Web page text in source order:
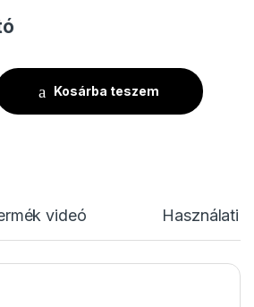
8° mennyiség
Kosárba teszem
videó Használati